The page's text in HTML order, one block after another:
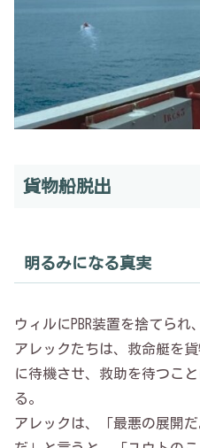
貨物船脱出
明るみになる真実
ウィルにPBR装置を捨てら
アレックたちは、救命艇を
に待機させ、救助を待つこ
る。
アレックは、「最悪の展開